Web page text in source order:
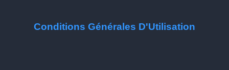
Conditions Générales D'Utilisation